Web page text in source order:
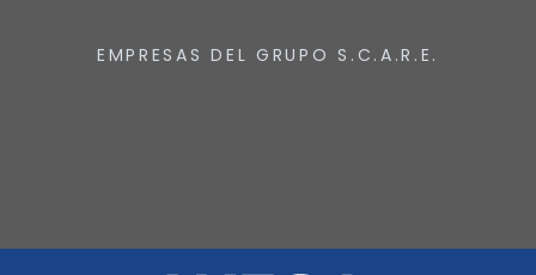
EMPRESAS DEL GRUPO S.C.A.R.E.